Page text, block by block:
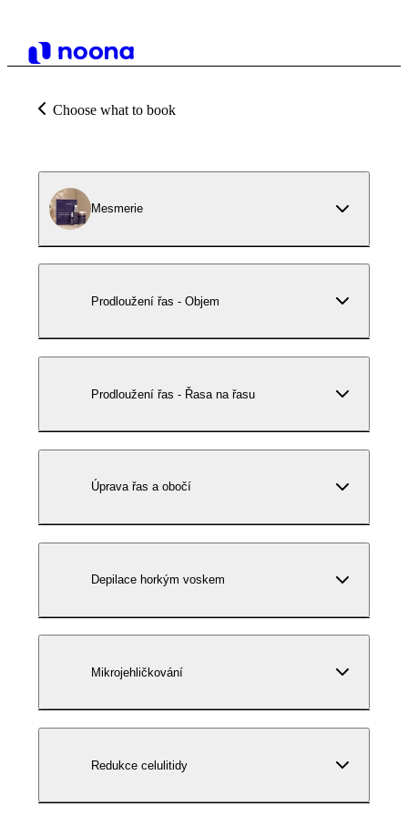
Choose what to book
Mesmerie
Prodloužení řas - Objem
Prodloužení řas - Řasa na řasu
Úprava řas a obočí
Depilace horkým voskem
Mikrojehličkování
Redukce celulitidy